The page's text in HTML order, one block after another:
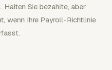
Sie bezahlte, aber
wenn Ihre Payroll-Richtlinie